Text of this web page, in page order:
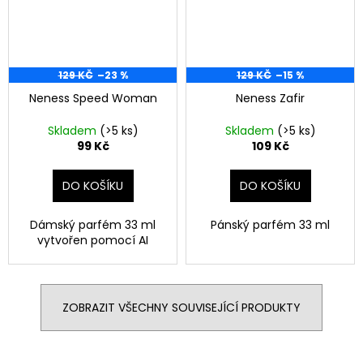
129 KČ –23 %
Neness Speed Woman
Skladem (>5 ks)
99 Kč
DO KOŠÍKU
Dámský parfém 33 ml
vytvořen pomocí AI
129 KČ –15 %
Neness Zafir
Skladem (>5 ks)
109 Kč
DO KOŠÍKU
Pánský parfém 33 ml
ZOBRAZIT VŠECHNY SOUVISEJÍCÍ PRODUKTY